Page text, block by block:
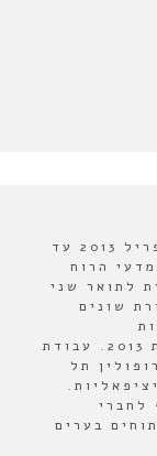
עורכת המשנה של "אורבנולוגיה" מאפריל 2013 עד
במדעי הרוח
לתואר שני
שונים
והאקטואליה, והצטרפה למעבדה בשנת 2013. עבודת
תל
לחברי
בערים